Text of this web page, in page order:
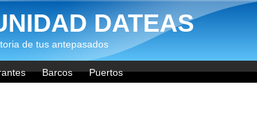
DATEAS
de tus antepasados
Barcos Puertos